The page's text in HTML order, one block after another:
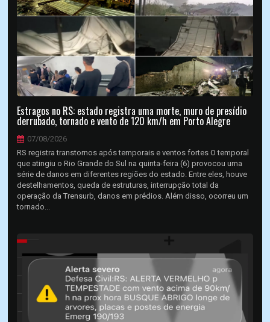
Estragos no RS: estado registra uma morte, muro de presídio
derrubado, tornado e vento de 120 km/h em Porto Alegre
07/08/2026
RS registra transtornos após temporais e ventos fortes O temporal
que atingiu o Rio Grande do Sul na quinta-feira (6) provocou uma
série de danos em diferentes regiões do estado. Entre eles, houve
destelhamentos, queda de estruturas, interrupção total da
operação da Trensurb, danos em prédios. Além disso, ocorreu um
tornado...